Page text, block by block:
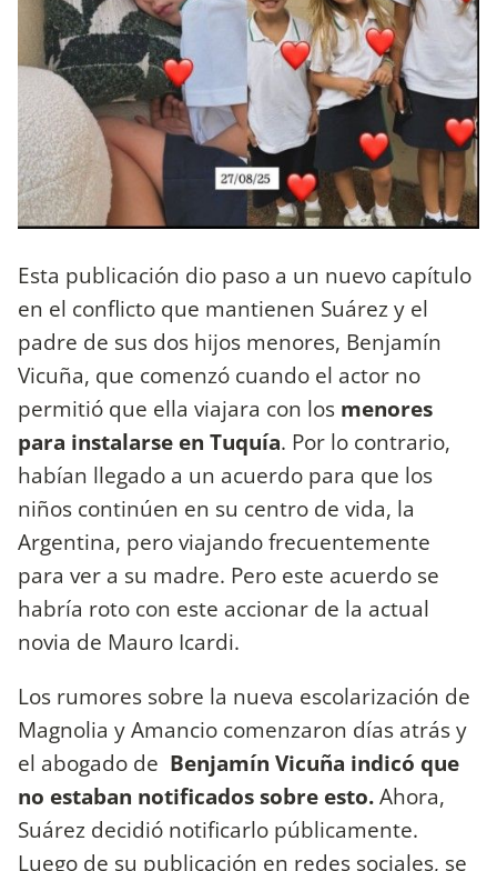
Esta publicación dio paso a un nuevo capítulo
en el conflicto que mantienen Suárez y el
padre de sus dos hijos menores, Benjamín
Vicuña, que comenzó cuando el actor no
permitió que ella viajara con los menores
para instalarse en Tuquía. Por lo contrario,
habían llegado a un acuerdo para que los
niños continúen en su centro de vida, la
Argentina, pero viajando frecuentemente
para ver a su madre. Pero este acuerdo se
habría roto con este accionar de la actual
novia de Mauro Icardi.
Los rumores sobre la nueva escolarización de
Magnolia y Amancio comenzaron días atrás y
el abogado de Benjamín Vicuña indicó que
no estaban notificados sobre esto.Ahora,
Suárez decidió notificarlo públicamente.
Luego de su publicación en redes sociales, se